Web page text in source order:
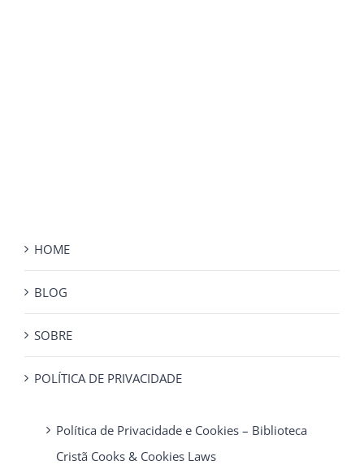
HOME
BLOG
SOBRE
POLÍTICA DE PRIVACIDADE
Política de Privacidade e Cookies – Biblioteca
Cristã Cooks & Cookies Laws